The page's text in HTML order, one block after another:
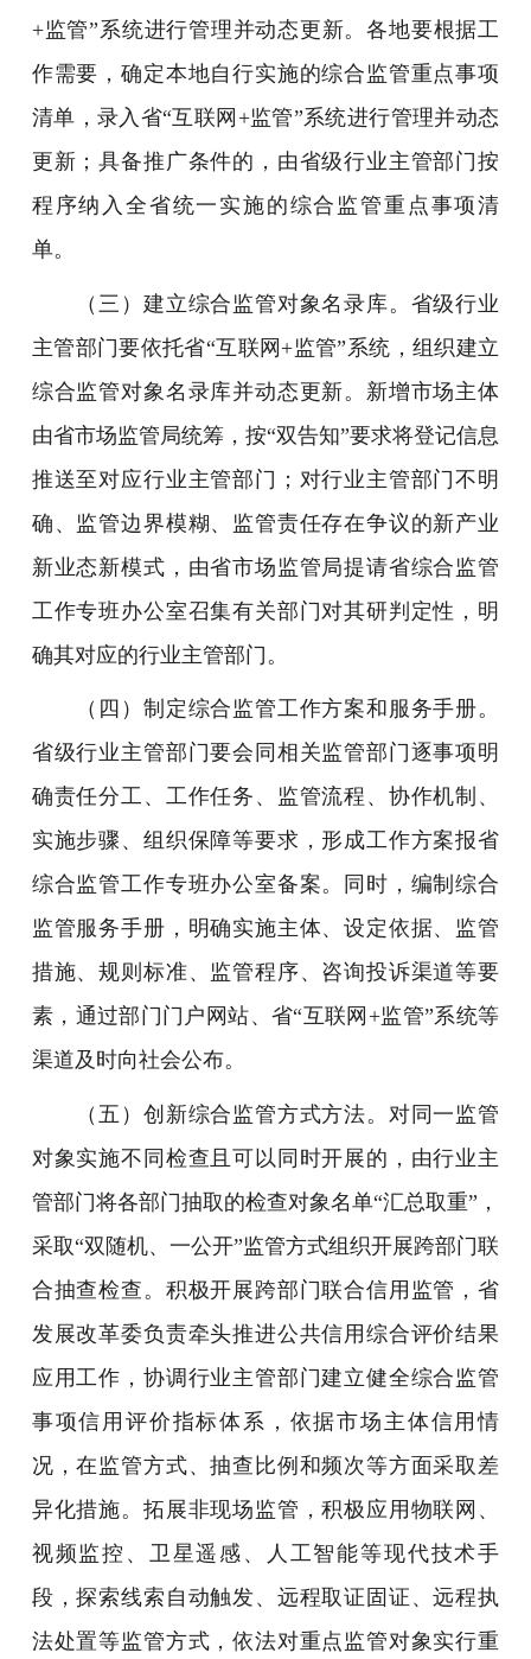
+监管”系统进行管理并动态更新。各地要根据工
作需要，确定本地自行实施的综合监管重点事项
清单，录入省“互联网+监管”系统进行管理并动态
更新；具备推广条件的，由省级行业主管部门按
程序纳入全省统一实施的综合监管重点事项清
单。
（三）建立综合监管对象名录库。省级行业
主管部门要依托省“互联网+监管”系统，组织建立
综合监管对象名录库并动态更新。新增市场主体
由省市场监管局统筹，按“双告知”要求将登记信息
推送至对应行业主管部门；对行业主管部门不明
确、监管边界模糊、监管责任存在争议的新产业
新业态新模式，由省市场监管局提请省综合监管
工作专班办公室召集有关部门对其研判定性，明
确其对应的行业主管部门。
（四）制定综合监管工作方案和服务手册。
省级行业主管部门要会同相关监管部门逐事项明
确责任分工、工作任务、监管流程、协作机制、
实施步骤、组织保障等要求，形成工作方案报省
综合监管工作专班办公室备案。同时，编制综合
监管服务手册，明确实施主体、设定依据、监管
措施、规则标准、监管程序、咨询投诉渠道等要
素，通过部门门户网站、省“互联网+监管”系统等
渠道及时向社会公布。
（五）创新综合监管方式方法。对同一监管
对象实施不同检查且可以同时开展的，由行业主
管部门将各部门抽取的检查对象名单“汇总取重”，
采取“双随机、一公开”监管方式组织开展跨部门联
合抽查检查。积极开展跨部门联合信用监管，省
发展改革委负责牵头推进公共信用综合评价结果
应用工作，协调行业主管部门建立健全综合监管
事项信用评价指标体系，依据市场主体信用情
况，在监管方式、抽查比例和频次等方面采取差
异化措施。拓展非现场监管，积极应用物联网、
视频监控、卫星遥感、人工智能等现代技术手
段，探索线索自动触发、远程取证固证、远程执
法处置等监管方式，依法对重点监管对象实行重